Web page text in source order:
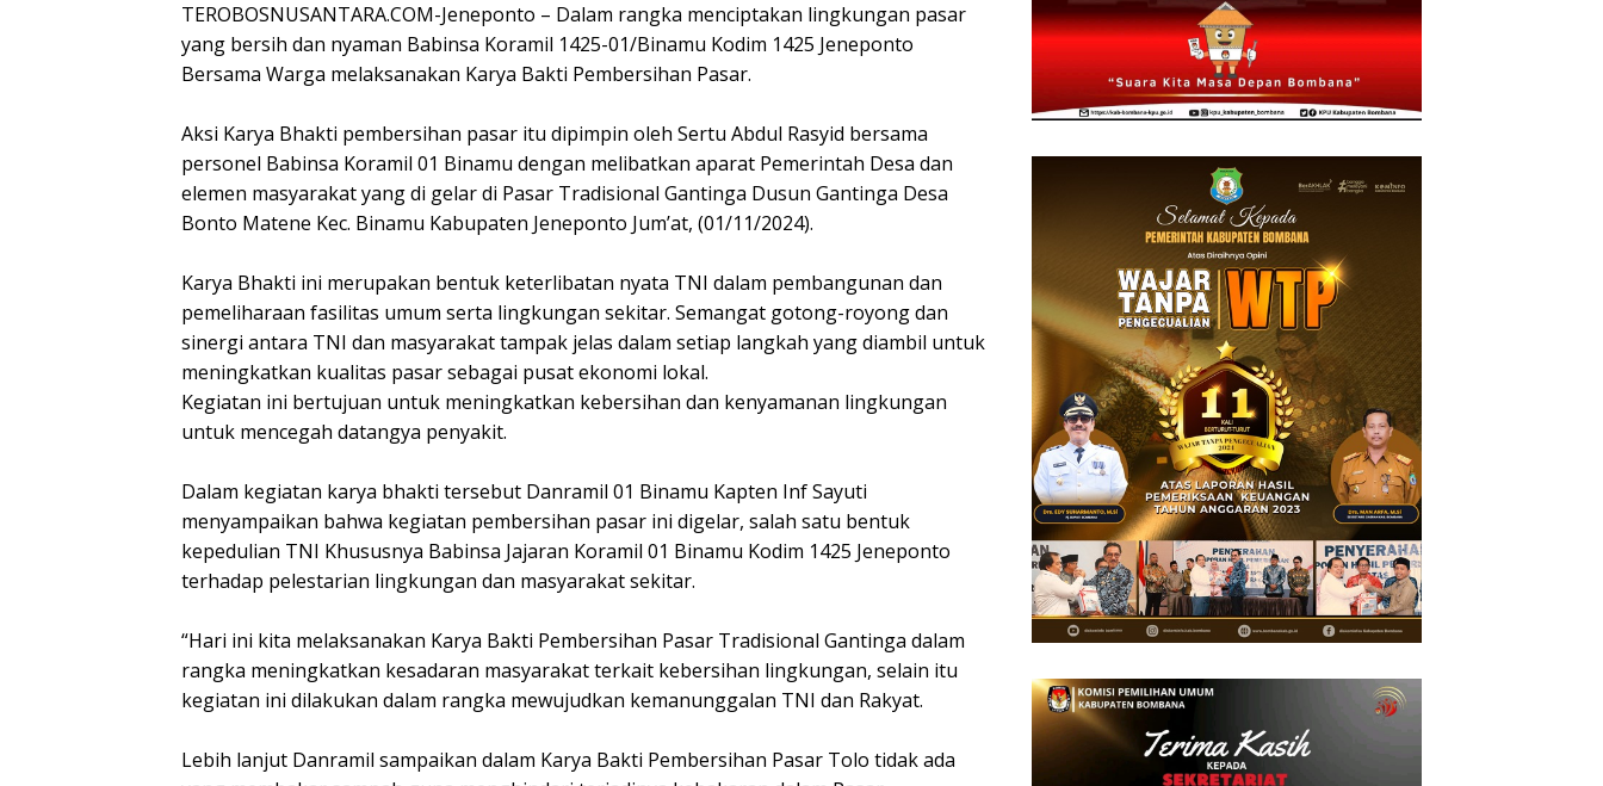
TEROBOSNUSANTARA.COM-Jeneponto – Dalam rangka menciptakan lingkungan pasar
yang bersih dan nyaman Babinsa Koramil 1425-01/Binamu Kodim 1425 Jeneponto
Bersama Warga melaksanakan Karya Bakti Pembersihan Pasar.
Aksi Karya Bhakti pembersihan pasar itu dipimpin oleh Sertu Abdul Rasyid bersama
personel Babinsa Koramil 01 Binamu dengan melibatkan aparat Pemerintah Desa dan
elemen masyarakat yang di gelar di Pasar Tradisional Gantinga Dusun Gantinga Desa
Bonto Matene Kec. Binamu Kabupaten Jeneponto Jum’at, (01/11/2024).
Karya Bhakti ini merupakan bentuk keterlibatan nyata TNI dalam pembangunan dan
pemeliharaan fasilitas umum serta lingkungan sekitar. Semangat gotong-royong dan
sinergi antara TNI dan masyarakat tampak jelas dalam setiap langkah yang diambil untuk
meningkatkan kualitas pasar sebagai pusat ekonomi lokal.
Kegiatan ini bertujuan untuk meningkatkan kebersihan dan kenyamanan lingkungan
untuk mencegah datangya penyakit.
Dalam kegiatan karya bhakti tersebut Danramil 01 Binamu Kapten Inf Sayuti
menyampaikan bahwa kegiatan pembersihan pasar ini digelar, salah satu bentuk
kepedulian TNI Khususnya Babinsa Jajaran Koramil 01 Binamu Kodim 1425 Jeneponto
terhadap pelestarian lingkungan dan masyarakat sekitar.
“Hari ini kita melaksanakan Karya Bakti Pembersihan Pasar Tradisional Gantinga dalam
rangka meningkatkan kesadaran masyarakat terkait kebersihan lingkungan, selain itu
kegiatan ini dilakukan dalam rangka mewujudkan kemanunggalan TNI dan Rakyat.
Lebih lanjut Danramil sampaikan dalam Karya Bakti Pembersihan Pasar Tolo tidak ada